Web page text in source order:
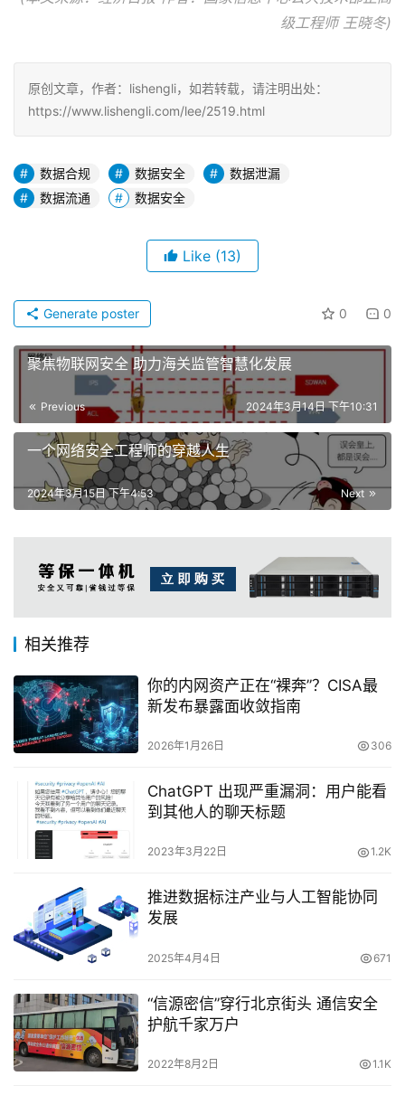
级工程师 王晓冬)
原创文章，作者：lishengli，如若转载，请注明出处：
https://www.lishengli.com/lee/2519.html
数据合规 数据安全
数据泄漏
数据流通
数据安全
Like (13)
0 0
Generate poster
聚焦物联网安全 助力海关监管智慧化发展
Previous 2024年3月14日 下午10:31
一个网络安全工程师的穿越人生
Next
2024年3月15日 下午4:53
相关推荐
你的内网资产正在“裸奔”？CISA最
新发布暴露面收敛指南
2026年1月26日 306
ChatGPT 出现严重漏洞：用户能看
到其他人的聊天标题
2023年3月22日 1.2K
推进数据标注产业与人工智能协同
发展
2025年4月4日 671
“信源密信”穿行北京街头 通信安全
护航千家万户
2022年8月2日 1.1K